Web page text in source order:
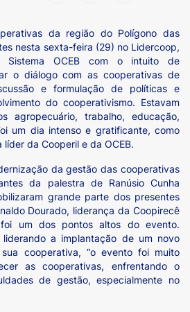
da região do Polígono das
nesta sexta-feira (29) no Lidercoop,
Sistema OCEB com o intuito de
o diálogo com as cooperativas de
e formulação de políticas e
do cooperativismo. Estavam
agropecuário, trabalho, educação,
um dia intenso e gratificante, como
líder da Cooperil e da OCEB.
da gestão das cooperativas
da palestra de Ranúsio Cunha
grande parte dos presentes
Dourado, liderança da Coopirecê
um dos pontos altos do evento.
a implantação de um novo
cooperativa, “o evento foi muito
as cooperativas, enfrentando o
de gestão, especialmente no